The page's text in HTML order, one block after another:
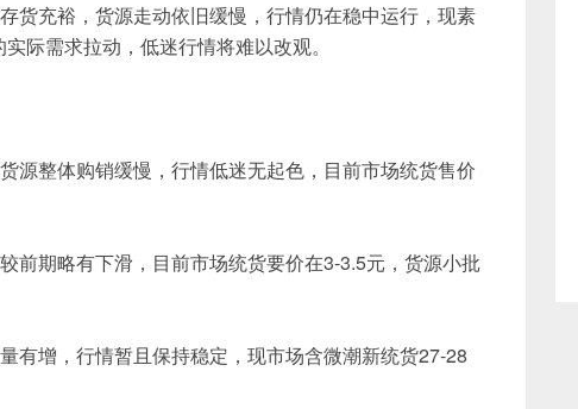
货充裕，货源走动依旧缓慢，行情仍在稳中运行，现素
际需求拉动，低迷行情将难以改观。
源整体购销缓慢，行情低迷无起色，目前市场统货售价
前期略有下滑，目前市场统货要价在3-3.5元，货源小批
有增，行情暂且保持稳定，现市场含微潮新统货27-28